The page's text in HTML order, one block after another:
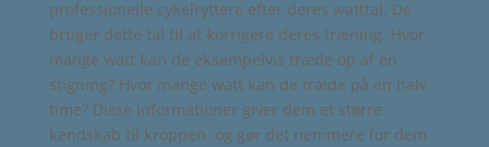
professionelle cykelryttere efter deres watttal. De
bruger dette tal til at korrigere deres træning. Hvor
mange watt kan de eksempelvis træde op af en
stigning? Hvor mange watt kan de træde på en halv
time? Disse informationer giver dem et større
kendskab til kroppen, og gør det nemmere for dem